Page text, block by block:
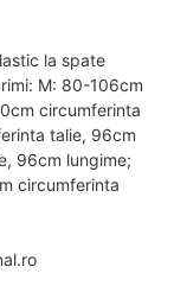
la spate
M: 80-106cm
circumferinta
talie, 96cm
96cm lungime;
circumferinta